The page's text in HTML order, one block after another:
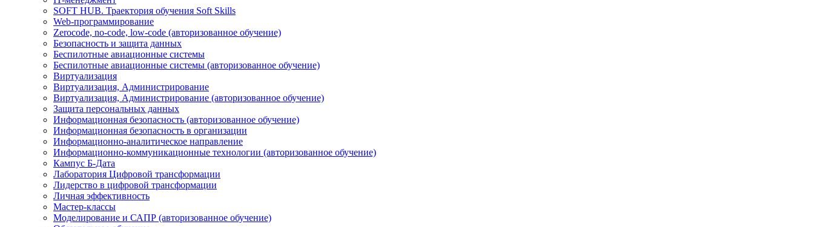
SOFT HUB. Траектория обучения Soft Skills
Web-программирование
Zerocode, no-code, low-code (авторизованное обучение)
Безопасность и защита данных
Беспилотные авиационные системы
Беспилотные авиационные системы (авторизованное обучение)
Виртуализация
Виртуализация, Администрирование
Виртуализация, Администрирование (авторизованное обучение)
Защита персональных данных
Информационная безопасность (авторизованное обучение)
Информационная безопасность в организации
Информационно-аналитическое направление
Информационно-коммуникационные технологии (авторизованное обучение)
Кампус Б-Дата
Лаборатория Цифровой трансформации
Лидерство в цифровой трансформации
Личная эффективность
Мастер-классы
Моделирование и САПР (авторизованное обучение)